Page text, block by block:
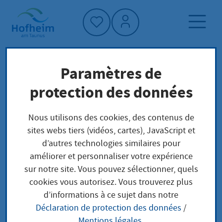
Accueil"
Page d'accueil
Trouver un service
Préoccupations locales
Aufenthaltserlaubnis für Kinder, die in
Deutschland geboren wurden, beantragen
Aufenthaltserlaubnis
für Kinder, die in
Paramètres de
protection des données
Nous utilisons des cookies, des contenus de
sites webs tiers (vidéos, cartes), JavaScript et
d’autres technologies similaires pour
améliorer et personnaliser votre expérience
sur notre site. Vous pouvez sélectionner, quels
cookies vous autorisez. Vous trouverez plus
d’informations à ce sujet dans notre
Déclaration de protection des données /